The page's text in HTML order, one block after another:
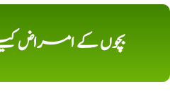
بچوں کے امراض